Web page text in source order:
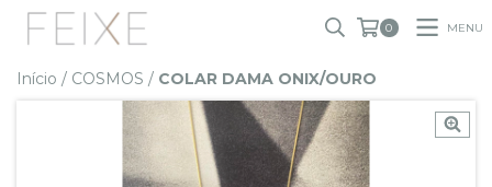
0 MENU
Início / COSMOS / COLAR DAMA ONIX/OURO